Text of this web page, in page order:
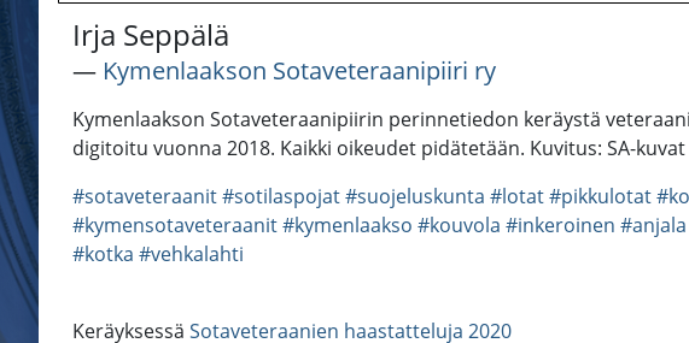
Irja Seppälä
― Kymenlaakson Sotaveteraanipiiri ry
Kymenlaakson Sotaveteraanipiirin perinnetiedon keräystä
digitoitu vuonna 2018. Kaikki oikeudet pidätetään. Kuvitus: SA-kuvat
#sotaveteraanit#sotilaspojat#suojeluskunta #lotat#pikkulotat
#kymensotaveteraanit#kymenlaakso #kouvola #inkeroinen #anjala
#kotka #vehkalahti
Keräyksessä Sotaveteraanien haastatteluja 2020